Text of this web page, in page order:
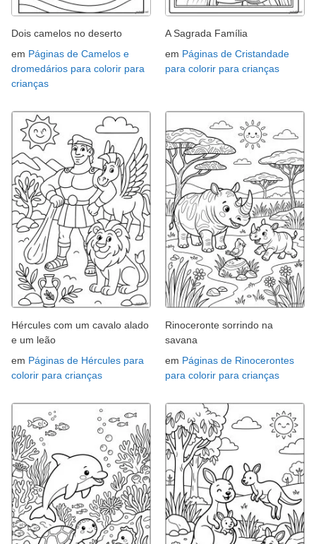
Dois camelos no deserto
em Páginas de Camelos e
dromedários para colorir para
crianças
A Sagrada Família
em Páginas de Cristandade
para colorir para crianças
Hércules com um cavalo alado
e um leão
em Páginas de Hércules para
colorir para crianças
Rinoceronte sorrindo na
savana
em Páginas de Rinocerontes
para colorir para crianças